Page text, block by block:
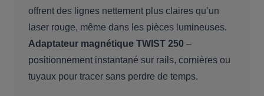
offrent des lignes nettement plus claires qu’un
laser rouge, même dans les pièces lumineuses.
Adaptateur magnétique TWIST 250 –
positionnement instantané sur rails, cornières ou
tuyaux pour tracer sans perdre de temps.